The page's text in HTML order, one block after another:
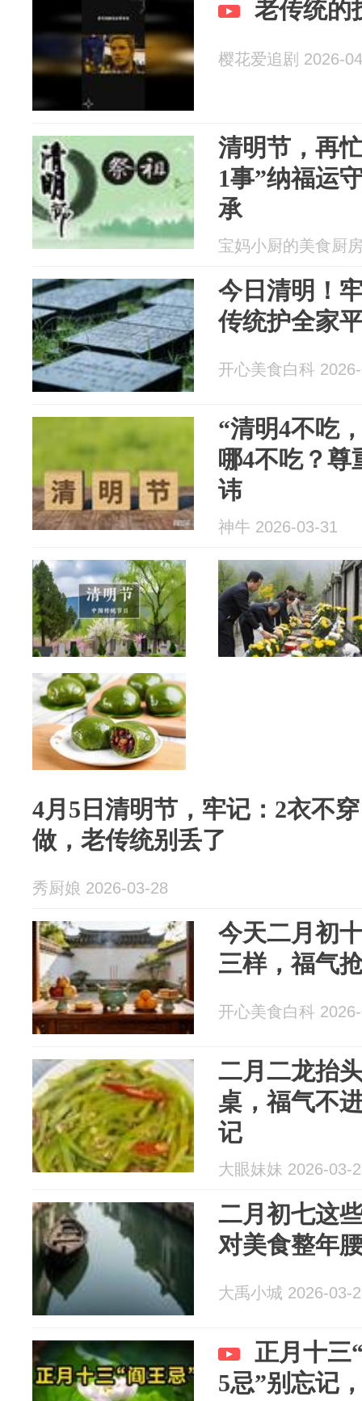
老传统的
樱花爱追剧 2026-
清明节，再
1事”纳福运
承
宝妈小厨的美食厨
今日清明！
传统护全家
开心美食白科
“清明4不吃
哪4不吃？尊
讳
神牛 2026-03-31
4月5日清明节，牢记：2衣不
做，老传统别丢了
秀厨娘 2026-03-28
今天二月初
三样，福气
开心美食白科
二月二龙抬
桌，福气不
记
大眼妹妹 2026-03-
二月初七这
对美食整年
大禹小城 2026-03-
正月十三
5忌”别忘记